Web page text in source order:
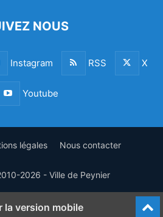
NOUS
Instagram RSS X
Youtube
légales Nous contacter
2026 - Ville de Peynier
la version mobile